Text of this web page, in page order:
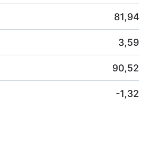
81,94
3,59
90,52
-1,32